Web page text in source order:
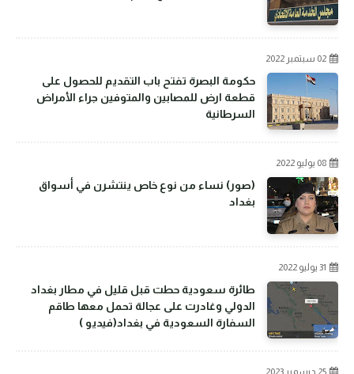
02 سبتمبر 2022
حكومة البصرة تفتح باب التقديم للحصول على
قطعة ارض للمصابين والمتوفين جراء الأمراض
السرطانية
08 يوليو 2022
(صور) نساء من نوع خاص ينتشرن في أسواق
بغداد
31 يوليو 2022
طائرة سعودية حطت قبل قليل في مطار بغداد
الدولي وغادرت على عجالة تحمل معها طاقم
السفارة السعودية في بغداد(فيديو )
25 ديسمبر 2023